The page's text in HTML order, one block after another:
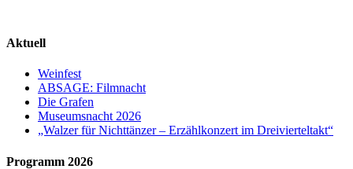
Aktuell
Weinfest
ABSAGE: Filmnacht
Die Grafen
Museumsnacht 2026
„Walzer für Nichttänzer – Erzählkonzert im Dreivierteltakt“
Programm 2026